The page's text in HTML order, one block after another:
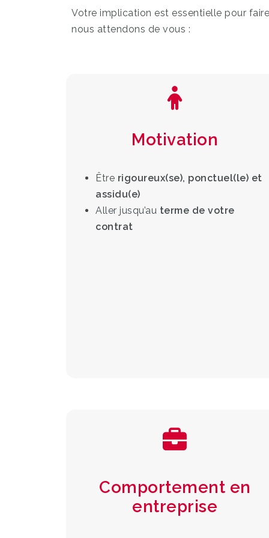
Votre implication est essentielle pour
nous attendons de vous :
Motivation
Être rigoureux(se), ponctuel(le) et
assidu(e)
Aller jusqu’au terme de votre
contrat
Comportement en
entreprise